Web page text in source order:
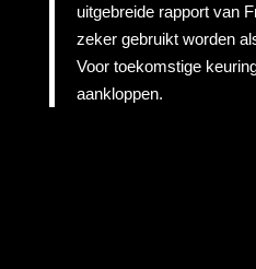
uitgebreide rapport van
zeker gebruikt worden
Voor toekomstige
aankloppen.